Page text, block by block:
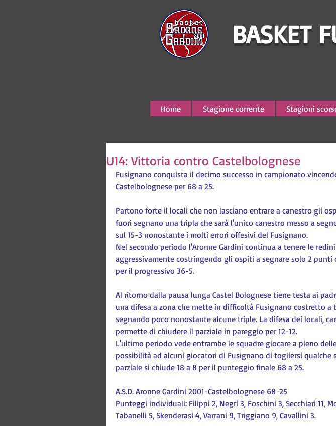
BASKET
Home Stagione corrente Stagioni
U14: Vittoria contro Castelbolognese
Fusignano conquista il decimo successo in campionato
Castelbolognese per 68 a 25.
Partono forte il locali che non lasciano entrare a canestro gli
fuori segnano una tripla che sarà l'unico canestro messo a
sul 15-3 nonostante i molti errori offesivi del Fusignano.
Nel secondo periodo l'Aronne Gardini continua a tenere le
aggressivamente costringendo gli ospiti a segnare solo 2 punti
per il progressivo 36-5.
Al ritorno dalla pausa lunga Castel Bolognese tiene testa ai
una difesa a zona che mette in difficoltà Fusignano costretto a
segnando poco nonostante alcune triple. La difesa dei locali,
permette di chiudere il parziale in pareggio per 12-12.
L'ultimo periodo vede entrambe le squadre giocare a pieno
possibilità ad alcuni giocatori di Fusignano di togliersi qualche
parziale si chiude 18 a 8 per il punteggio finale 68 a 25.
A.S.D. Aronne Gardini 2001-Castelbolognese 68-25
Punteggi individuali: Filippi 2, Negri 3, Foschini 3, Secchiari 11,
Tabanelli 5, Skenderasi 4, Varrani 9, Triggiano 9, Cavallini 3.